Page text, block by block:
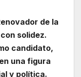
de la
solidez.
candidato,
una figura
y política.